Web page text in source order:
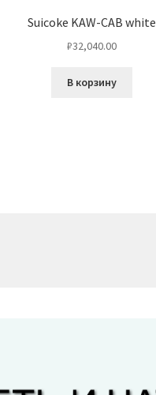
Suicoke KAW-CAB white
₽32,040.00
В корзину